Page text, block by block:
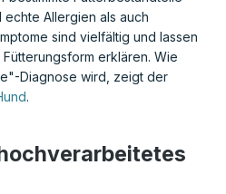
echte Allergien als auch
sind vielfältig und lassen
erklären. Wie
Diagnose wird, zeigt der
.